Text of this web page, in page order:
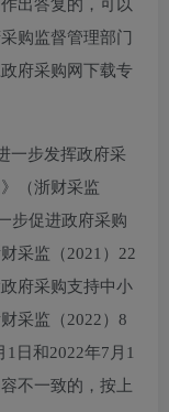
出答复的，可以
购监督管理部门
府采购网下载专
一步发挥政府采
（浙财采监
步促进政府采购
采监（2021）22
府采购支持中小
采监（2022）8
日和2022年7月1
不一致的，按上